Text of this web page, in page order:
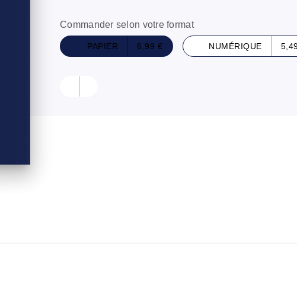
Commander selon votre format
PAPIER 6,99 € NUMÉRIQUE